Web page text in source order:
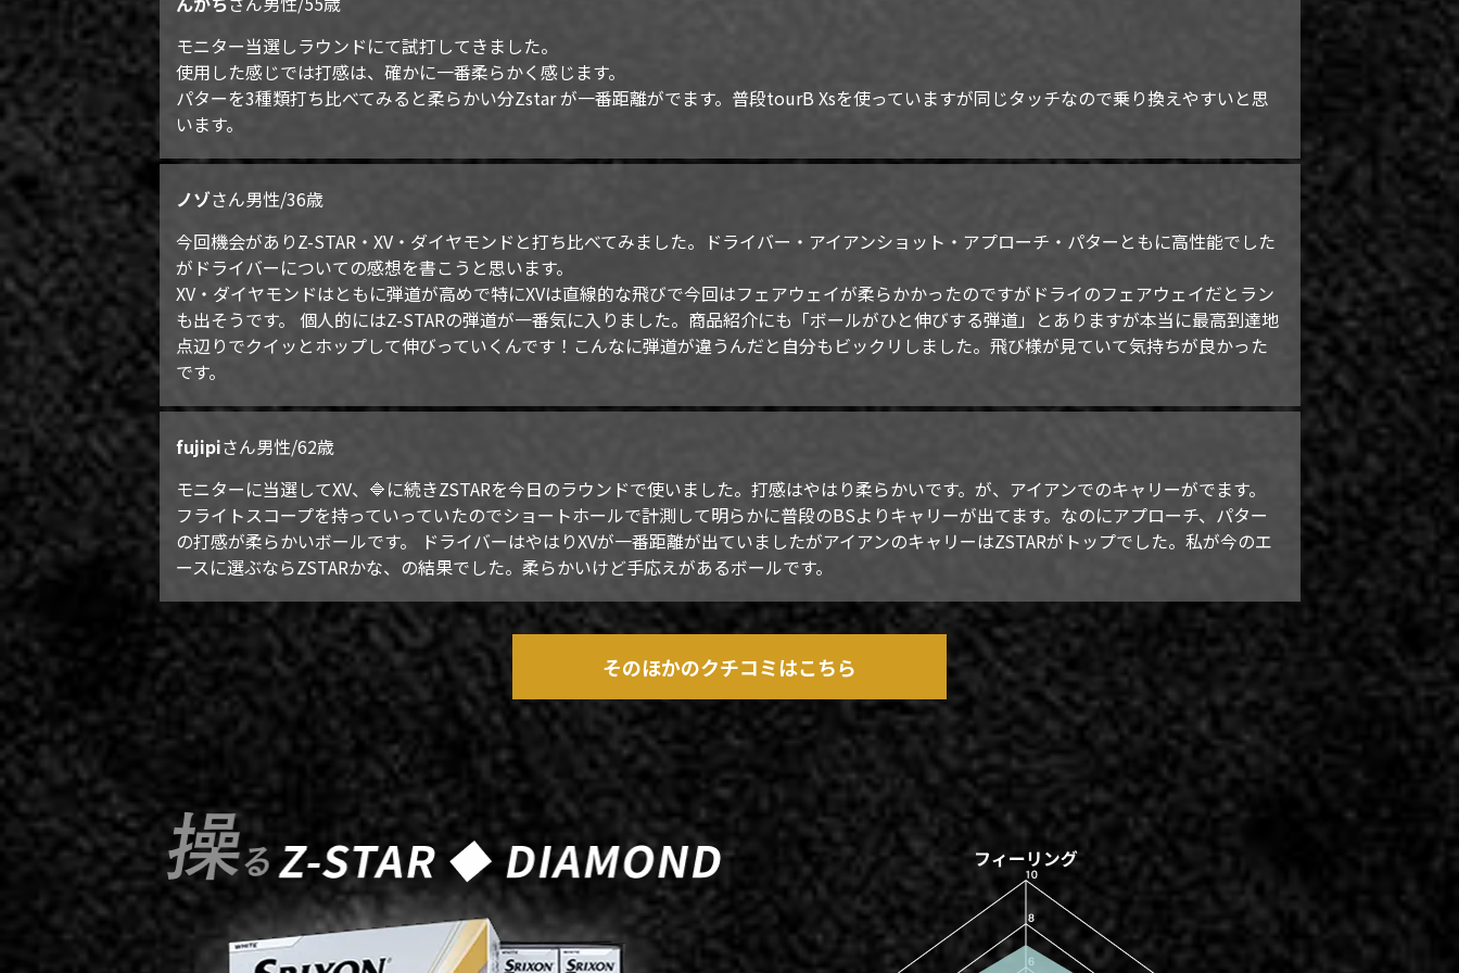
モニター当選しラウンドにて試打してきました。
使用した感じでは打感は、確かに一番柔らかく感じます。
パターを3種類打ち比べてみると柔らかい分Zstar が一番距離がでます。普段tourB Xsを使っていますが同じタッチなので乗り換えやすいと思
います。
ノゾさん男性/36歳
今回機会がありZ-STAR・XV・ダイヤモンドと打ち比べてみました。ドライバー・アイアンショット・アプローチ・パターともに高性能でした
がドライバーについての感想を書こうと思います。
XV・ダイヤモンドはともに弾道が高めで特にXVは直線的な飛びで今回はフェアウェイが柔らかかったのですがドライのフェアウェイだとラン
も出そうです。 個人的にはZ-STARの弾道が一番気に入りました。商品紹介にも「ボールがひと伸びする弾道」とありますが本当に最高到達地
点辺りでクイッとホップして伸びっていくんです！こんなに弾道が違うんだと自分もビックリしました。飛び様が見ていて気持ちが良かった
です。
fujipiさん男性/62歳
モニターに当選してXV、🔷に続きZSTARを今日のラウンドで使いました。打感はやはり柔らかいです。が、アイアンでのキャリーがでます。
フライトスコープを持っていっていたのでショートホールで計測して明らかに普段のBSよりキャリーが出てます。なのにアプローチ、パター
の打感が柔らかいボールです。 ドライバーはやはりXVが一番距離が出ていましたがアイアンのキャリーはZSTARがトップでした。私が今のエ
ースに選ぶならZSTARかな、の結果でした。柔らかいけど手応えがあるボールです。
そのほかのクチコミはこちら